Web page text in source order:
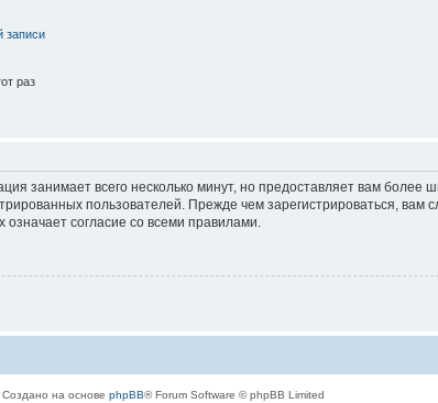
записи
раз
занимает всего несколько минут, но предоставляет вам
пользователей. Прежде чем зарегистрироваться, вам
согласие со всеми правилами.
Создано на основе phpBB® Forum Software © phpBB Limited